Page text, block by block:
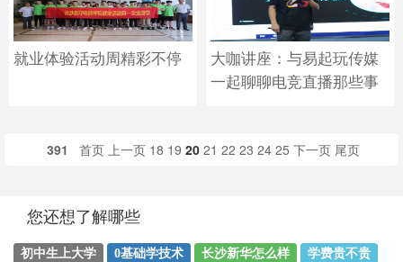
就业体验活动周精彩不停
大咖讲座：与易起玩传媒
一起聊聊电竞直播那些事
391 首页 上一页 18 19 20 21 22 23 24 25 下一页 尾页
您还想了解哪些
初中生上大学 0基础学技术 长沙新华怎么样 学费贵不贵